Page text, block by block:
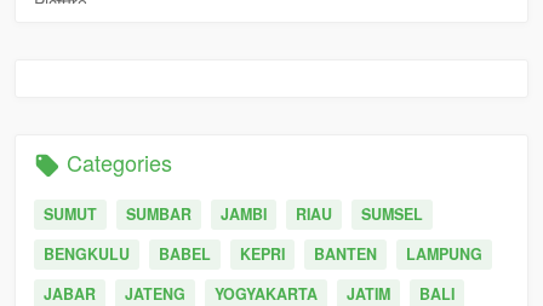
Categories
SUMUT SUMBAR JAMBI RIAU
SUMSEL
BENGKULU
BABEL KEPRI BANTEN
LAMPUNG
JABAR
JATENG YOGYAKARTA JATIM BALI